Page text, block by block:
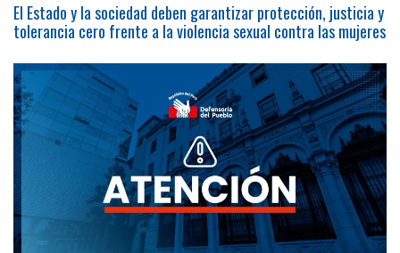
El Estado y la sociedad deben garantizar protección, justicia y
tolerancia cero frente a la violencia sexual contra las mujeres